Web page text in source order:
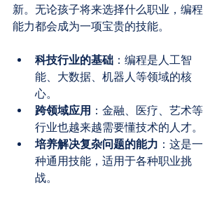
新。无论孩子将来选择什么职业，编程
能力都会成为一项宝贵的技能。
科技行业的基础 ：编程是人工智
能、大数据、机器人等领域的核
心。
跨领域应用 ：金融、医疗、艺术等
行业也越来越需要懂技术的人才。
培养解决复杂问题的能力 ：这是一
种通用技能，适用于各种职业挑
战。